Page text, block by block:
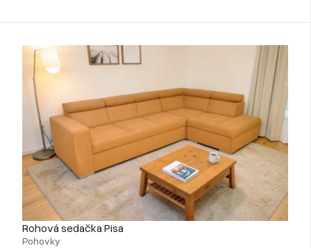
Rohová sedačka Pisa
Pohovky